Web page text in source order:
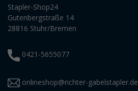
Stapler-Shop24
Gutenbergstraße 14
28816 Stuhr/Bremen
0421-5655077
onlineshop@richter-gabelstapler.de